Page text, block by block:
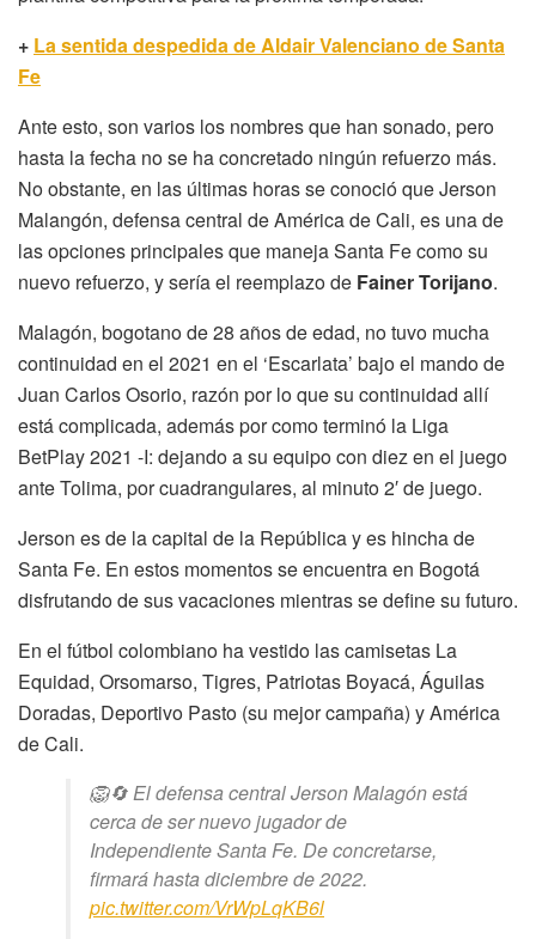
+ La sentida despedida de Aldair Valenciano de Santa
Fe
Ante esto, son varios los nombres que han sonado, pero
hasta la fecha no se ha concretado ningún refuerzo más.
No obstante, en las últimas horas se conoció que Jerson
Malangón, defensa central de América de Cali, es una de
las opciones principales que maneja Santa Fe como su
nuevo refuerzo, y sería el reemplazo de Fainer Torijano.
Malagón, bogotano de 28 años de edad, no tuvo mucha
continuidad en el 2021 en el ‘Escarlata’ bajo el mando de
Juan Carlos Osorio, razón por lo que su continuidad allí
está complicada, además por como terminó la Liga
BetPlay 2021 -I: dejando a su equipo con diez en el juego
ante Tolima, por cuadrangulares, al minuto 2′ de juego.
Jerson es de la capital de la República y es hincha de
Santa Fe. En estos momentos se encuentra en Bogotá
disfrutando de sus vacaciones mientras se define su futuro.
En el fútbol colombiano ha vestido las camisetas La
Equidad, Orsomarso, Tigres, Patriotas Boyacá, Águilas
Doradas, Deportivo Pasto (su mejor campaña) y América
de Cali.
🦁🔄 El defensa central Jerson Malagón está
cerca de ser nuevo jugador de
Independiente Santa Fe. De concretarse,
firmará hasta diciembre de 2022.
pic.twitter.com/VrWpLqKB6l